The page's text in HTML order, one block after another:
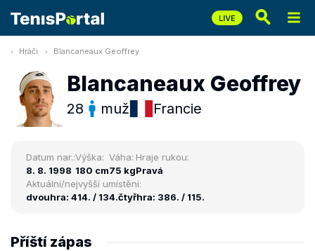
Hráči Blancaneaux Geoffrey
Blancaneaux Geoffrey
28 muž Francie
Datum nar.:
8. 8. 1998
Výška:
180 cm
Váha:
75 kg
Hraje rukou:
Pravá
Aktuální/nejvyšší umístění:
dvouhra: 414. / 134.čtyřhra: 386. / 115.
Příští zápas